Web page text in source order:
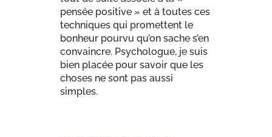
pensée positive » et à toutes ces
techniques qui promettent le
bonheur pourvu qu’on sache s’en
convaincre. Psychologue, je suis
bien placée pour savoir que les
choses ne sont pas aussi
simples.